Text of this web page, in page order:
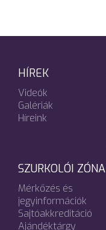
HÍREK
Videók
Galériák
Híreink
SZURKOLÓI ZÓNA
Mérkőzés és
jegyinformációk
Sajtóakkreditáció
Ajándéktárgy